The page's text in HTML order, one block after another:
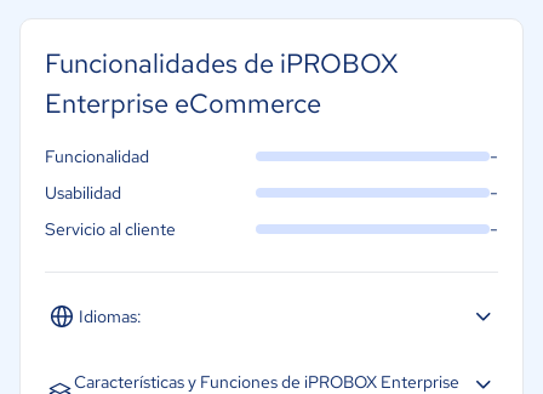
Funcionalidades de iPROBOX
Enterprise eCommerce
Idiomas:
Español Inglés Portugués
Funcionalidad -
Usabilidad -
Servicio al cliente -
Características y Funciones de iPROBOX Enterprise